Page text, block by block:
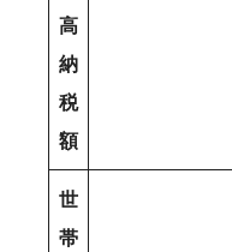
高
納
税
額
世
帯